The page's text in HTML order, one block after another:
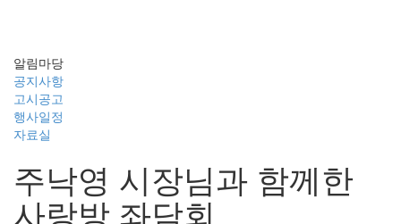
알림마당
공지사항
고시공고
행사일정
자료실
주낙영 시장님과 함께한
사랑방 좌담회